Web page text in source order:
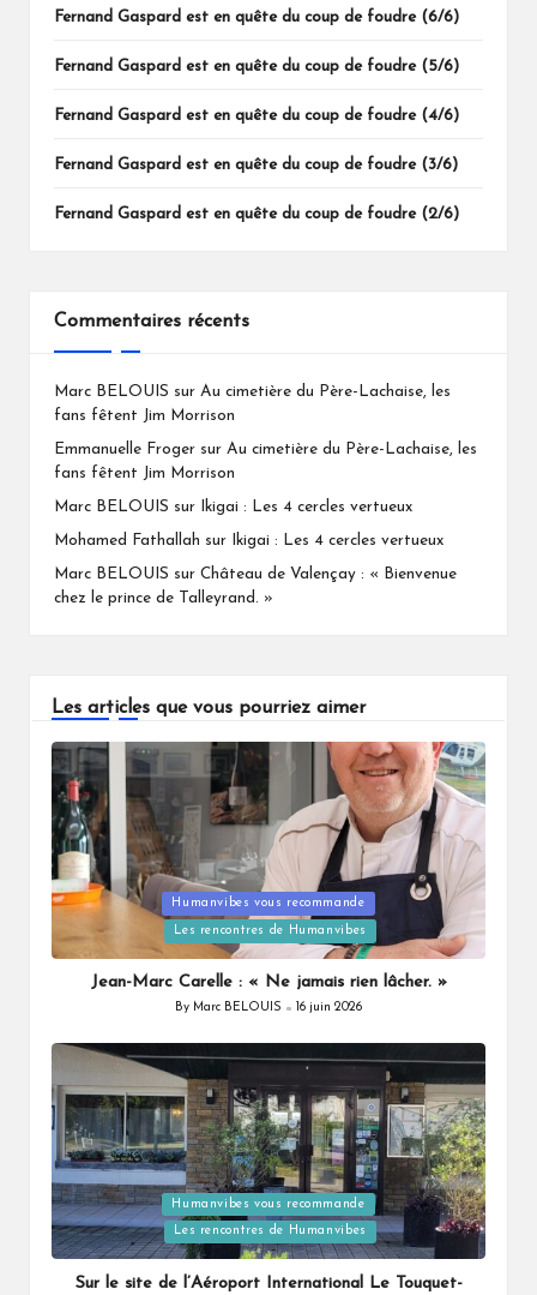
Fernand Gaspard est en quête du coup de foudre (6/6)
Fernand Gaspard est en quête du coup de foudre (5/6)
Fernand Gaspard est en quête du coup de foudre (4/6)
Fernand Gaspard est en quête du coup de foudre (3/6)
Fernand Gaspard est en quête du coup de foudre (2/6)
Commentaires récents
Marc BELOUIS sur Au cimetière du Père-Lachaise, les
fans fêtent Jim Morrison
Emmanuelle Froger sur Au cimetière du Père-Lachaise, les
fans fêtent Jim Morrison
Marc BELOUIS sur Ikigai : Les 4 cercles vertueux
Mohamed Fathallah sur Ikigai : Les 4 cercles vertueux
Marc BELOUIS sur Château de Valençay : « Bienvenue
chez le prince de Talleyrand. »
Les articles que vous pourriez aimer
Posted
in
Humanvibes vous recommande
Les rencontres de Humanvibes
Jean-Marc Carelle : « Ne jamais rien lâcher. »
Posted
By Marc BELOUIS 16 juin 2026
Posted
in
Humanvibes vous recommande
Les rencontres de Humanvibes
Sur le site de l’Aéroport International Le Touquet-